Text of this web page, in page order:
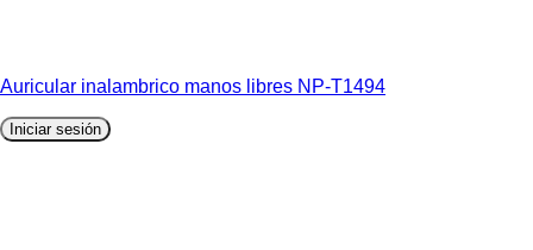
Auricular inalambrico manos libres NP-T1494
Iniciar sesión